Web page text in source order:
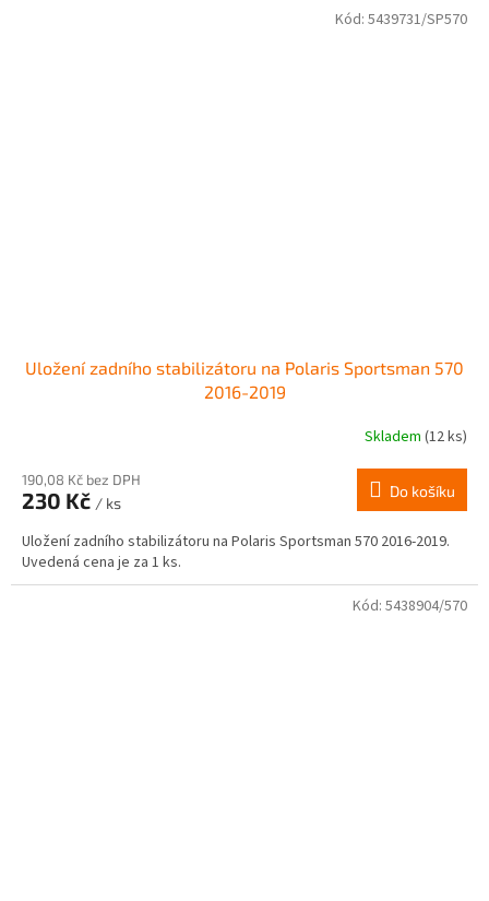
Uložení zadního stabilizátoru na Polaris Sportsman 570
2016-2019
Skladem (12 ks)
190,08 Kč bez DPH
230 Kč / ks
Do košíku
Uložení zadního stabilizátoru na Polaris Sportsman 570 2016-2019.
Uvedená cena je za 1 ks.
Kód: 5439731/SP570
Kód: 5438904/570